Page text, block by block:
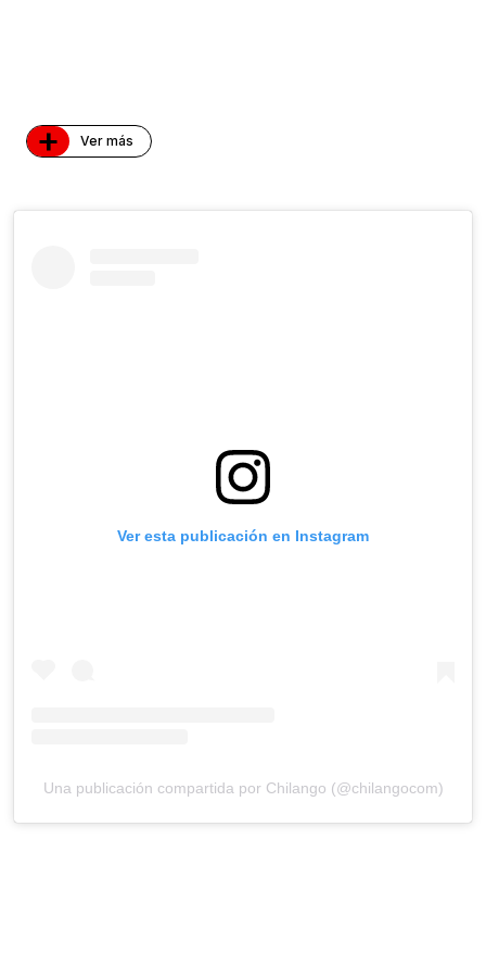
+ Ver más
Ver esta publicación en Instagram
Una publicación compartida por Chilango (@chilangocom)